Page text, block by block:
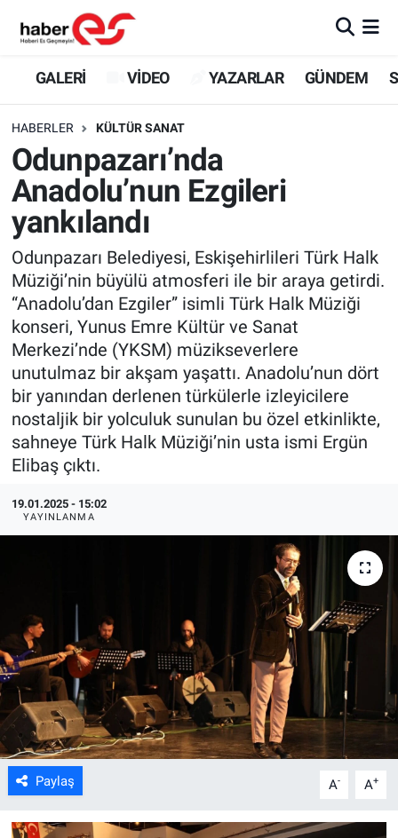
GALERİ VİDEO YAZARLAR GÜNDEM
HABERLER KÜLTÜR SANAT
Odunpazarı’nda
Anadolu’nun Ezgileri
yankılandı
Odunpazarı Belediyesi, Eskişehirlileri Türk Halk
Müziği’nin büyülü atmosferi ile bir araya getirdi.
“Anadolu’dan Ezgiler” isimli Türk Halk Müziği
konseri, Yunus Emre Kültür ve Sanat
Merkezi’nde (YKSM) müzikseverlere
unutulmaz bir akşam yaşattı. Anadolu’nun dört
bir yanından derlenen türkülerle izleyicilere
nostaljik bir yolculuk sunulan bu özel etkinlikte,
sahneye Türk Halk Müziği’nin usta ismi Ergün
Elibaş çıktı.
19.01.2025 - 15:02
YAYINLANMA
Paylaş A- A+
GALERİ
YAZARLAR
GÜNDEM
SİYASET
TEKNOLOJİ
EKONOMİ
SPOR
ASAYİŞ
Eskişehir Nöbetçi Eczaneler
Eskişehir Trafik Yoğunluk Haritası
Süper Lig Puan Durumu ve Fikstür
Tüm Manşetler
Son Dakika Haberleri
Haber Arşivi